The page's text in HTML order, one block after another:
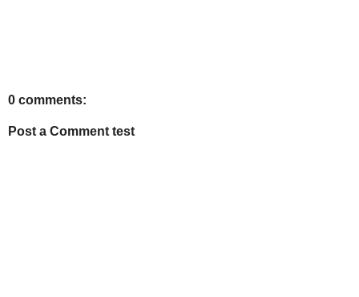
0 comments:
Post a Comment test